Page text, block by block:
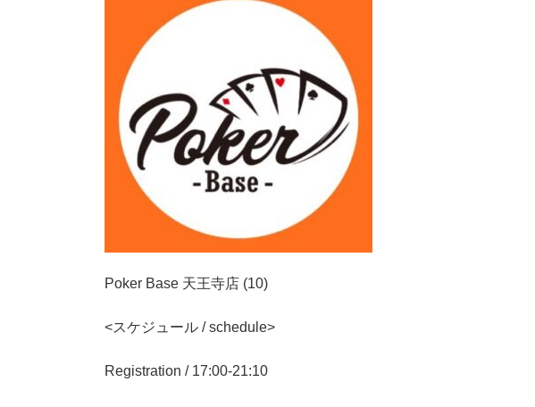
Poker Base 天王寺店 (10)
<スケジュール / schedule>
Registration / 17:00-21:10